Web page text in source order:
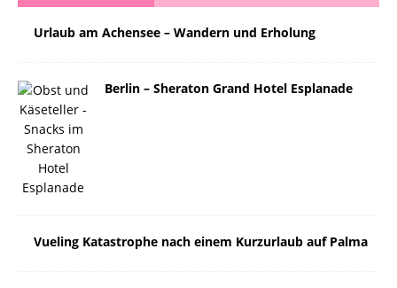
Urlaub am Achensee – Wandern und Erholung
Berlin – Sheraton Grand Hotel Esplanade
Vueling Katastrophe nach einem Kurzurlaub auf Palma